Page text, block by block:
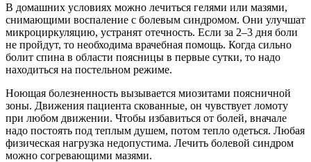
В домашних условиях можно лечиться гелями или мазями,
снимающими воспаление с болевым синдромом. Они улучшат
микроциркуляцию, устранят отечность. Если за 2–3 дня боли
не пройдут, то необходима врачебная помощь. Когда сильно
болит спина в области поясницы в первые сутки, то надо
находиться на постельном режиме.
Ноющая болезненность вызывается миозитами поясничной
зоны. Движения пациента скованные, он чувствует ломоту
при любом движении. Чтобы избавиться от болей, вначале
надо постоять под теплым душем, потом тепло одеться. Любая
физическая нагрузка недопустима. Лечить болевой синдром
можно согревающими мазями.